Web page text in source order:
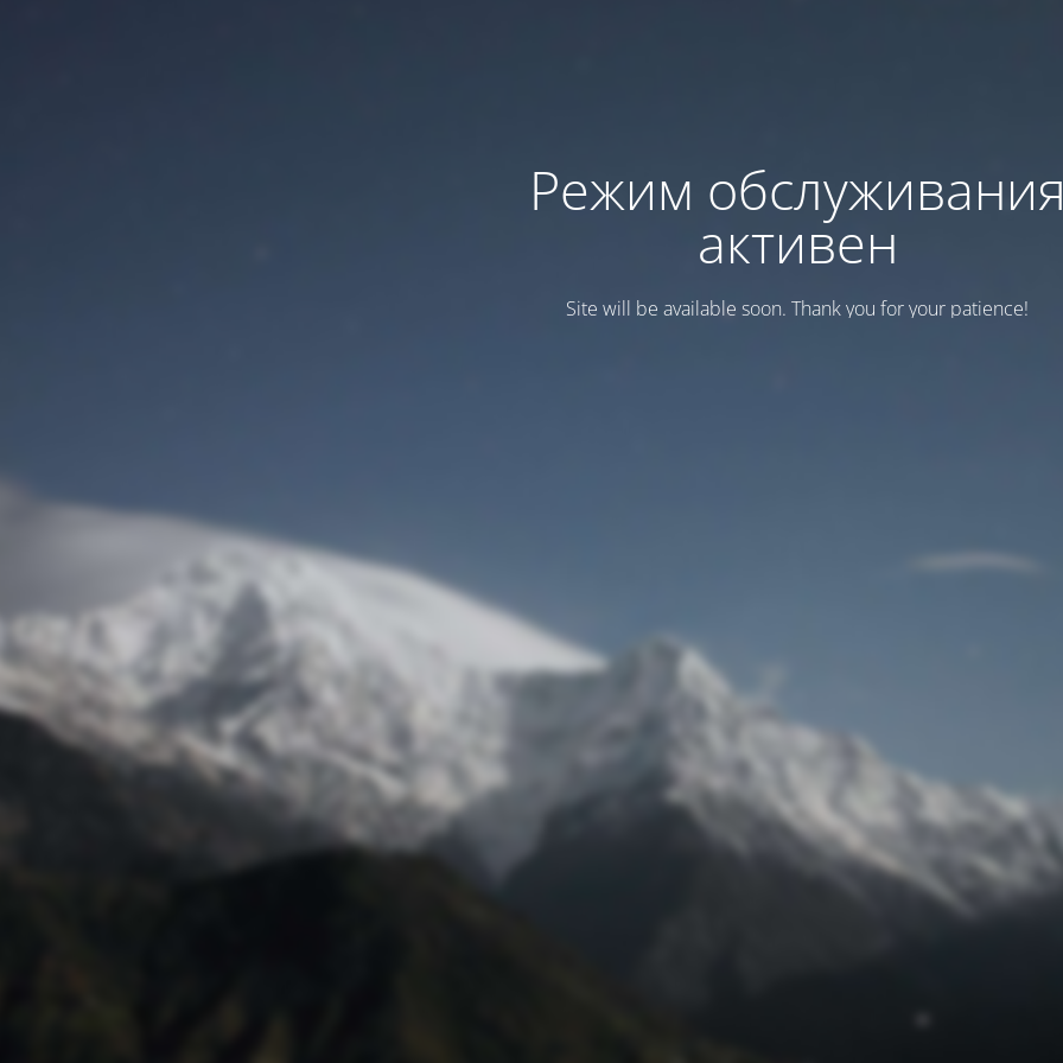
Режим
активен
Site will be available soon. Thank you for your patience!